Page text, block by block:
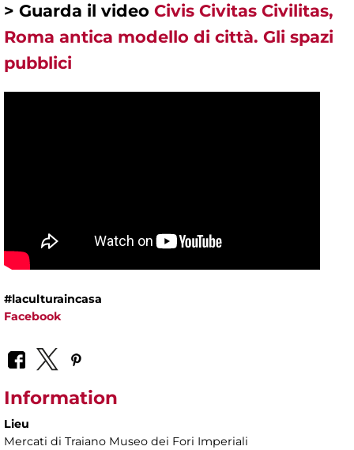
> Guarda il video Civis Civitas Civilitas,
Roma antica modello di città. Gli spazi
pubblici
#laculturaincasa
Facebook
Information
Lieu
Mercati di Traiano Museo dei Fori Imperiali